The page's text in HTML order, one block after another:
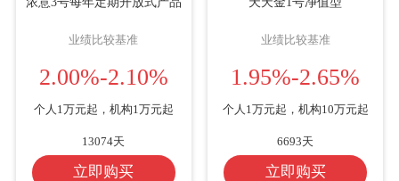
业绩比较基准
2.00%-2.10%
个人1万元起，机构1万元起
13074天
立即购买
业绩比较基准
1.95%-2.65%
个人1万元起，机构10万元起
6693天
立即购买